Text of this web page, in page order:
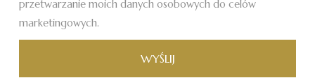
przetwarzanie moich danych osobowych do celów
marketingowych.
WYŚLIJ